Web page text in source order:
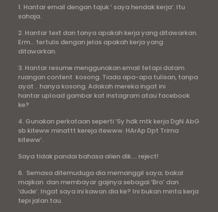
1. Hantar email dengan tajuk ‘ saya hendak kerja’. Itu
sahaja.
2. Hantar text dan tanya apakah kerja yang ditawarkan.
Erm… tertulis dengan jelas apakah kerja yang
ditawarkan.
3. Hantar resume menggunakan email tetapi dalam
ruangan content kosong. Tiada apa-apa tulisan, tanpa
ayat .. hanya kosong. Adakah mereka ingat ini
hantar upload gambar kat instagram atau facebook
ke?
4. Gunakan perkataan seperti ‘Sy hdk mtk kerja DgN AbG
sb kiteww minattt kereja itewww. HArAp Dpt Trima
kiteww’.
Saya tidak pandai bahasa alien dik…. reject!
6. Semasa ditemuduga dia memanggil saya; bakal
majikan dan membayar gajinya sebagai ‘Bro’ dan
‘dude’. Ingat saya ini kawan dia ke? Ini bukan minta kerja
tepi jalan tau.